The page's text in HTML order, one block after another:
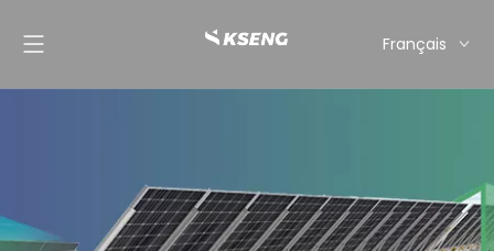
Français
Nederlands